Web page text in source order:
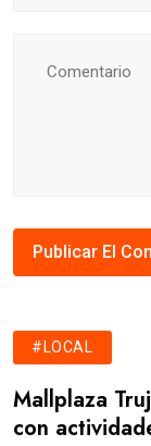
#LOCAL
Mallplaza
con